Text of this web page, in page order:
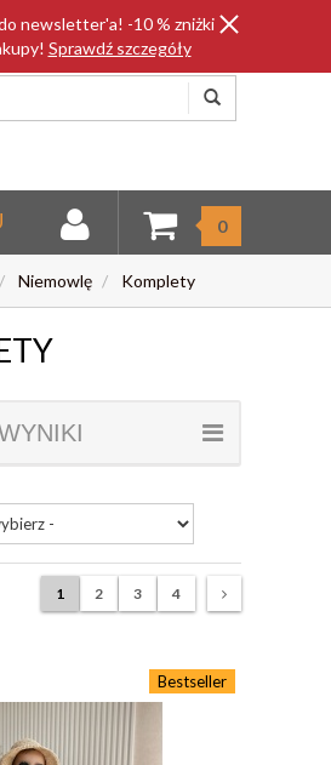
newsletter'a! -10 % zniżki
Sprawdź szczegóły
0
Niemowlę Komplety
1 2 3 4
Bestseller